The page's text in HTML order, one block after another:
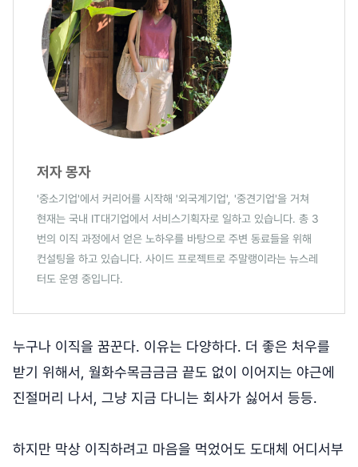
저자 몽자
'중소기업'에서 커리어를 시작해 '외국계기업', '중견기업'을 거쳐
현재는 국내 IT대기업에서 서비스기획자로 일하고 있습니다. 총 3
번의 이직 과정에서 얻은 노하우를 바탕으로 주변 동료들을 위해
컨설팅을 하고 있습니다. 사이드 프로젝트로 주말랭이라는 뉴스레
터도 운영 중입니다.
누구나 이직을 꿈꾼다. 이유는 다양하다. 더 좋은 처우를
받기 위해서, 월화수목금금금 끝도 없이 이어지는 야근에
진절머리 나서, 그냥 지금 다니는 회사가 싫어서 등등.
하지만 막상 이직하려고 마음을 먹었어도 도대체 어디서부